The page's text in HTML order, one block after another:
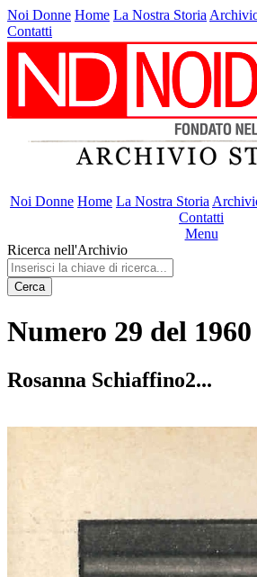
Noi Donne Home La Nostra Storia
Contatti
Noi Donne Home La Nostra Storia
Contatti
Menu
Ricerca nell'Archivio
Cerca
Numero 29 del 1960
Rosanna Schiaffino2...